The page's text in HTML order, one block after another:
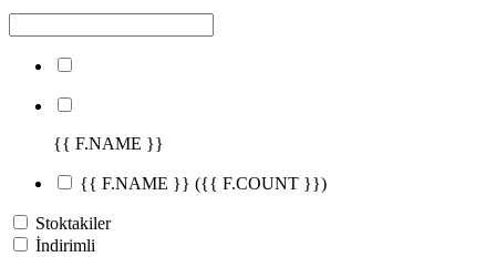
{{ F.NAME }}
{{ F.NAME }} ({{ F.COUNT }})
Stoktakiler
İndirimli